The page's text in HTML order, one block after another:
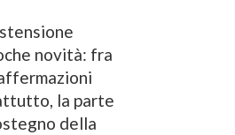
novità: fra
la parte
della